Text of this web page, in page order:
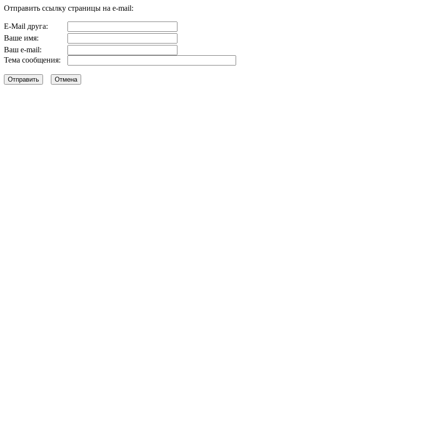
Отправить ссылку страницы на e-mail:
E-Mail друга:
Ваше имя:
Ваш e-mail:
Тема сообщения: